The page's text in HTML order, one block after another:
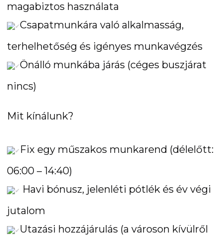
magabiztos használata
Csapatmunkára való alkalmasság,
terhelhetőség és igényes munkavégzés
Önálló munkába járás (céges buszjárat
nincs)
Mit kínálunk?
Fix egy műszakos munkarend (délelőtt:
06:00 – 14:40)
Havi bónusz, jelenléti pótlék és év végi
jutalom
Utazási hozzájárulás (a városon kívülről